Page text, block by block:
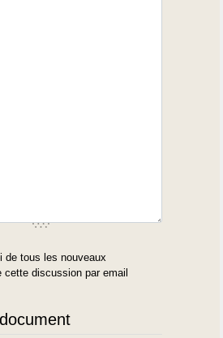
de tous les nouveaux
cette discussion par email